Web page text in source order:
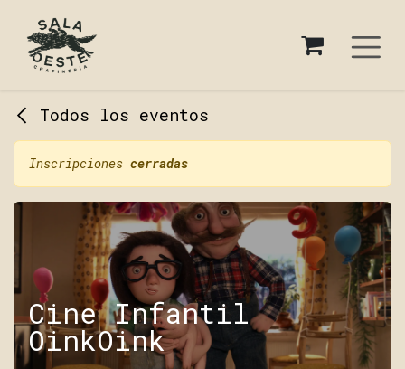
Todos los eventos
Inscripciones cerradas
Cine Infantil
OinkOink